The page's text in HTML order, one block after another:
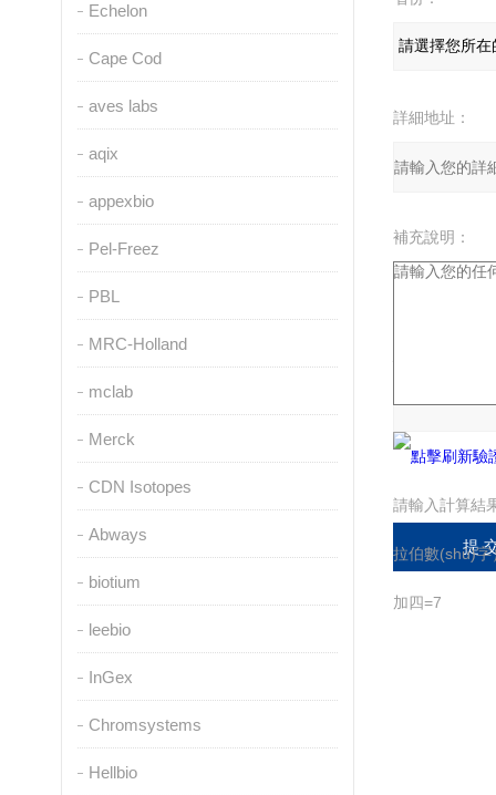
Echelon
Cape Cod
aves labs
aqix
appexbio
Pel-Freez
PBL
MRC-Holland
mclab
Merck
CDN Isotopes
Abways
biotium
leebio
InGex
Chromsystems
Hellbio
詳細地址：
補充說明：
請輸入計算結
拉伯數(shù)字
加四=7